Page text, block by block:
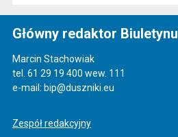
Główny redaktor Biuletynu
Marcin Stachowiak
tel. 61 29 19 400 wew. 111
e-mail: bip@duszniki.eu
Zespół redakcyjny